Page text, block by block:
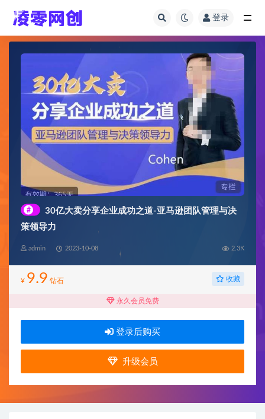
登录
#
30亿大卖分享企业成功之道-亚马逊团队管理与决
策领导力
admin 2023-10-08 2.3K
¥ 9.9 钻石 收藏
永久会员免费
登录后购买
升级会员